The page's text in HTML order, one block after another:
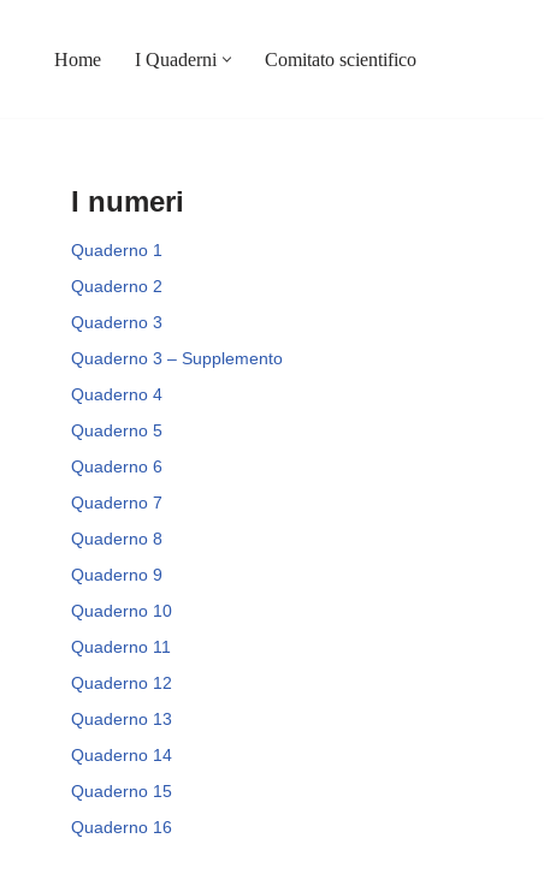
Home I Quaderni Comitato scientifico
I numeri
Quaderno 1
Quaderno 2
Quaderno 3
Quaderno 3 – Supplemento
Quaderno 4
Quaderno 5
Quaderno 6
Quaderno 7
Quaderno 8
Quaderno 9
Quaderno 10
Quaderno 11
Quaderno 12
Quaderno 13
Quaderno 14
Quaderno 15
Quaderno 16